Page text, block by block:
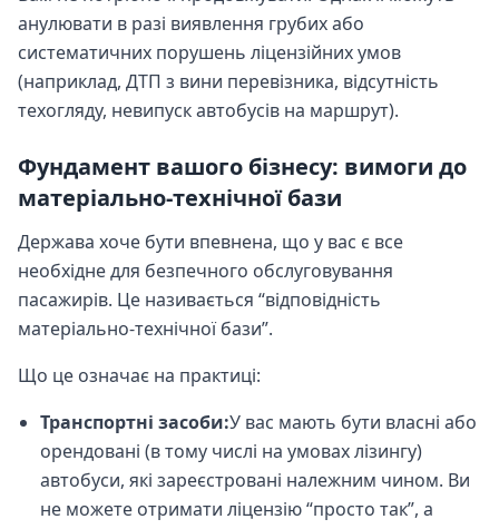
анулювати в разі виявлення грубих або
систематичних порушень ліцензійних умов
(наприклад, ДТП з вини перевізника, відсутність
техогляду, невипуск автобусів на маршрут).
Фундамент вашого бізнесу: вимоги до
матеріально-технічної бази
Держава хоче бути впевнена, що у вас є все
необхідне для безпечного обслуговування
пасажирів. Це називається “відповідність
матеріально-технічної бази”.
Що це означає на практиці:
Транспортні засоби:У вас мають бути власні або
орендовані (в тому числі на умовах лізингу)
автобуси, які зареєстровані належним чином. Ви
не можете отримати ліцензію “просто так”, а